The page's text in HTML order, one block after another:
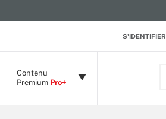
S'IDENTIFIER
Contenu
Premium Pro+